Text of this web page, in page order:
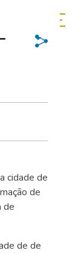
cidade de
de
de
de de